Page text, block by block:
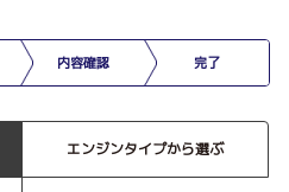
内容確認 完了
エンジンタイプから選ぶ